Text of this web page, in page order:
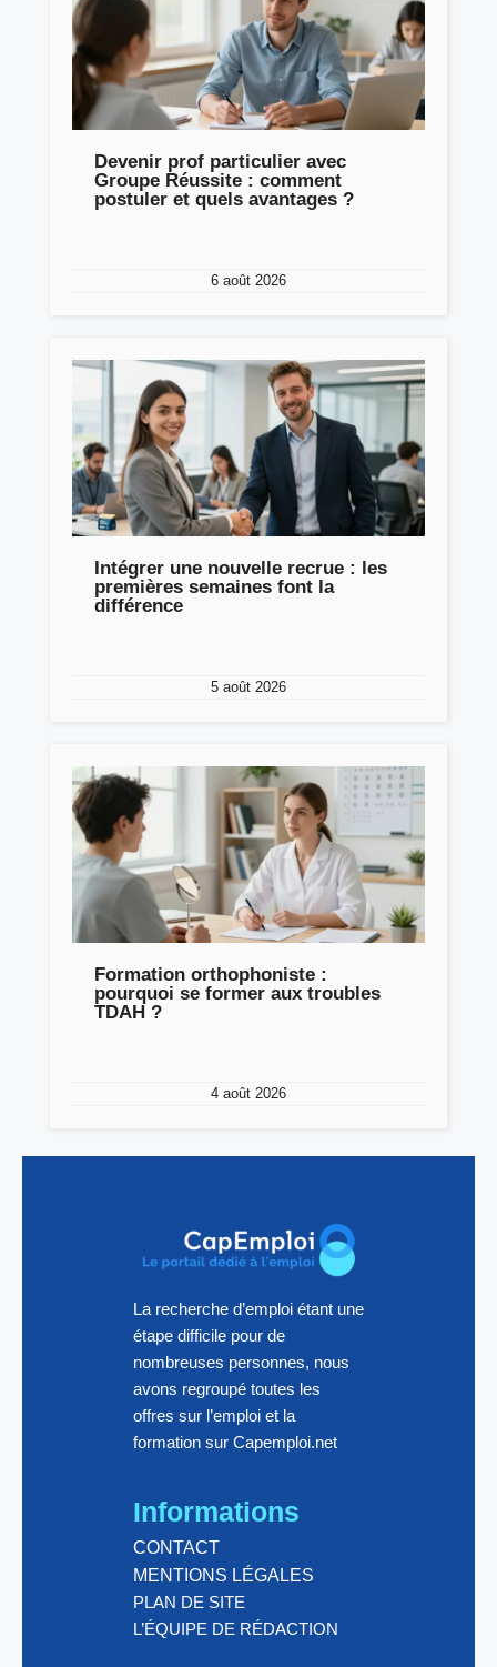
Devenir prof particulier avec
Groupe Réussite : comment
postuler et quels avantages ?
6 août 2026
Intégrer une nouvelle recrue : les
premières semaines font la
différence
5 août 2026
Formation orthophoniste :
pourquoi se former aux troubles
TDAH ?
4 août 2026
La recherche d’emploi étant une
étape difficile pour de
nombreuses personnes, nous
avons regroupé toutes les
offres sur l’emploi et la
formation sur Capemploi.net
Informations
CONTACT
MENTIONS LÉGALES
PLAN DE SITE
L’ÉQUIPE DE RÉDACTION